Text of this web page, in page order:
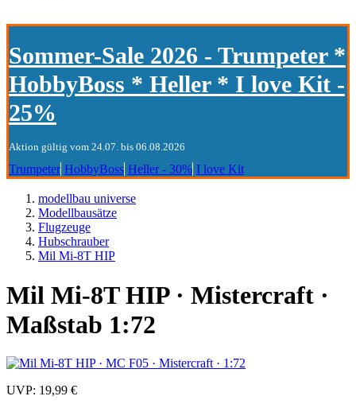
Sommer-Sale 2026 - Trumpeter *
HobbyBoss * Heller * I love Kit -
25%
Aktion gültig vom 24.07. bis 06.08.2026
Trumpeter HobbyBoss Heller - 30% I love Kit
modellbau universe
Modellbausätze
Flugzeuge
Hubschrauber
Mil Mi-8T HIP
Mil Mi-8T HIP · Mistercraft ·
Maßstab 1:72
UVP: 19,99 €